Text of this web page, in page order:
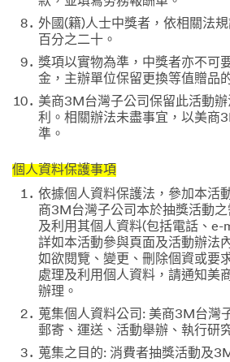
外國(籍)人士中獎者，依相關法
百分之二十。
獎項以實物為準，中獎者亦不可
金，主辦單位保留更換等值贈品
美商3M台灣子公司保留此活動
利。相關辦法未盡事宜，以美商
準。
個人資料保護事項
依據個人資料保護法，參加本活
商3M台灣子公司本於抽獎活動
及利用其個人資料(包括電話、e-
詳如本活動參與頁面及活動辦法
如欲閱覽、變更、刪除個資或要
處理及利用個人資料，請通知美
辦理。
蒐集個人資料公司: 美商3M台灣
郵寄、運送、活動舉辦、執行研
蒐集之目的: 消費者抽獎活動及